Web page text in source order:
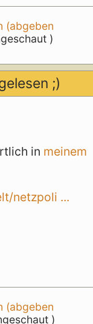
(abgeben
)
;)
in meinem
netzpoli ...
(abgeben
)